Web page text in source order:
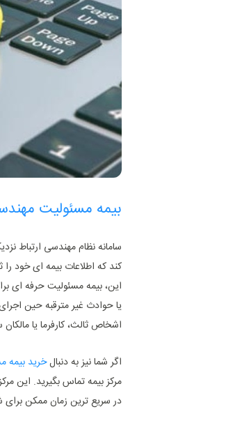
بیمه مسئولیت
سامانه نظام مهندسی ارتباط
کند که اطلاعات بیمه‌ ای خود
این، بیمه مسئولیت حرفه‌ ای
یا حوادث غیر مترقبه حین
اشخاص ثالث، کارفرما یا
اگر شما نیز به دنبالخرید بیمه
مرکز بیمه تماس بگیرید. این
در سریع‌ ترین زمان ممکن برای